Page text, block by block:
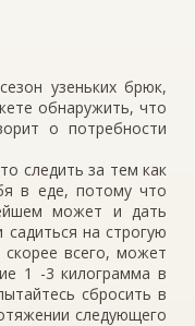
узеньких брюк,
обнаружить, что
о потребности
следить за тем как
в еде, потому что
может и дать
на строгую
всего, может
1 -3 килограмма в
сбросить в
следующего